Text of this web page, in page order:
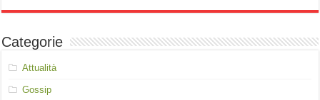
Categorie
Attualità
Gossip